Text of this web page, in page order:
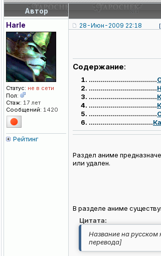
Автор
Harle
Статус: не в сети
Пол:
Стаж: 17 лет
Сообщений: 1420
Рейтинг
28-Июн-2009 22:18
Содержание:
..................................
..................................
..................................
..................................
..................................
................................
Раздел аниме
или удален.
В разделе аниме
Цитата:
Название на
перевода]